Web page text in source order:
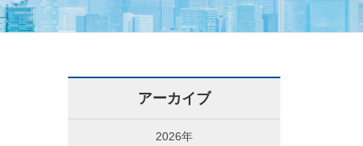
アーカイブ
2026年